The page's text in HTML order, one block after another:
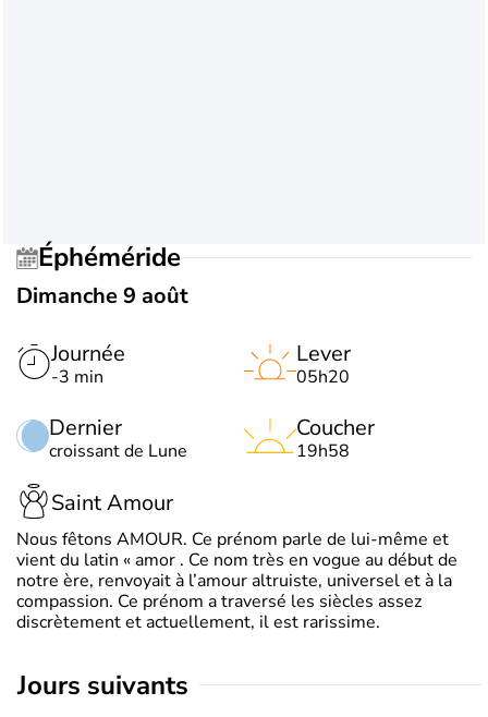
Éphéméride
Dimanche 9 août
Journée
-3 min
Dernier
croissant de Lune
Lever
05h20
Coucher
19h58
Saint Amour
Nous fêtons AMOUR. Ce prénom parle de lui-même et
vient du latin « amor . Ce nom très en vogue au début de
notre ère, renvoyait à l’amour altruiste, universel et à la
compassion. Ce prénom a traversé les siècles assez
discrètement et actuellement, il est rarissime.
jours suivants